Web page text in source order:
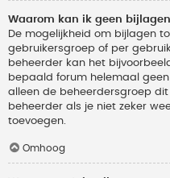
Waarom kan ik geen
De mogelijkheid om bijlagen
gebruikersgroep of per
beheerder kan het
bepaald forum helemaal
alleen de beheerdersgroep
beheerder als je niet zeker
toevoegen.
Omhoog